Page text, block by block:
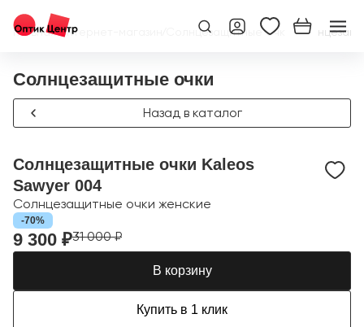
Главная/Интернет-магазин Солнцезащитные очки /
Солнцезащитные очки
Назад в каталог
Солнцезащитные очки Kaleos
Sawyer 004
Солнцезащитные очки женские
-70%
9 300 ₽31 000 ₽
В корзину
Купить в 1 клик